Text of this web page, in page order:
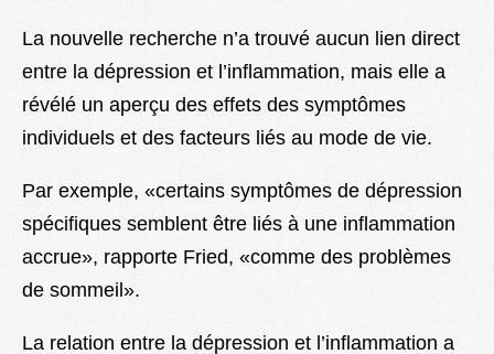
La nouvelle recherche n’a trouvé aucun lien direct
entre la dépression et l’inflammation, mais elle a
révélé un aperçu des effets des symptômes
individuels et des facteurs liés au mode de vie.
Par exemple, «certains symptômes de dépression
spécifiques semblent être liés à une inflammation
accrue», rapporte Fried, «comme des problèmes
de sommeil».
La relation entre la dépression et l’inflammation a